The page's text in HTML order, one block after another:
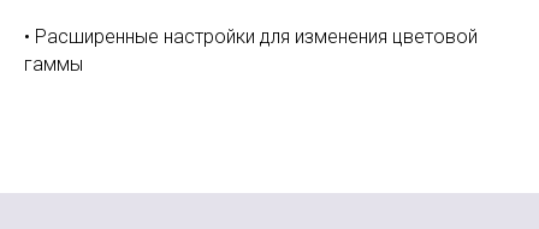
• Расширенные настройки для изменения цветовой
гаммы